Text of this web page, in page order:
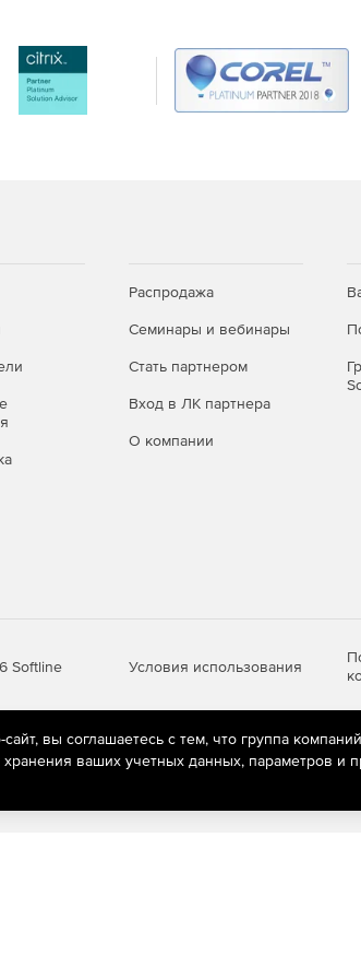
По мере доработки проекта можно
от других дизайнеров со всего мира.
на любых ПК и компьютерах Mac, а затем
помещенной и встроенной в файл llustrator.
Можно также извлекать
от другого пользователя. Ссылки на
«Связи» доступны более подробные
– изображения, графика и текст –
Распродажа
Семинары и вебинары
Стать партнером
Вход в ЛК партнера
О компании
Softline Условия использования
технологии
(информационные
пользователей сети «Интернет»,
вы соглашаетесь с тем, что группа
ваших учетных данных, параметров и